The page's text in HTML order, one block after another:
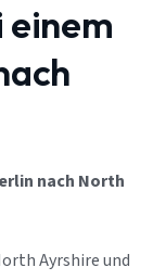
nach North
Ayrshire und